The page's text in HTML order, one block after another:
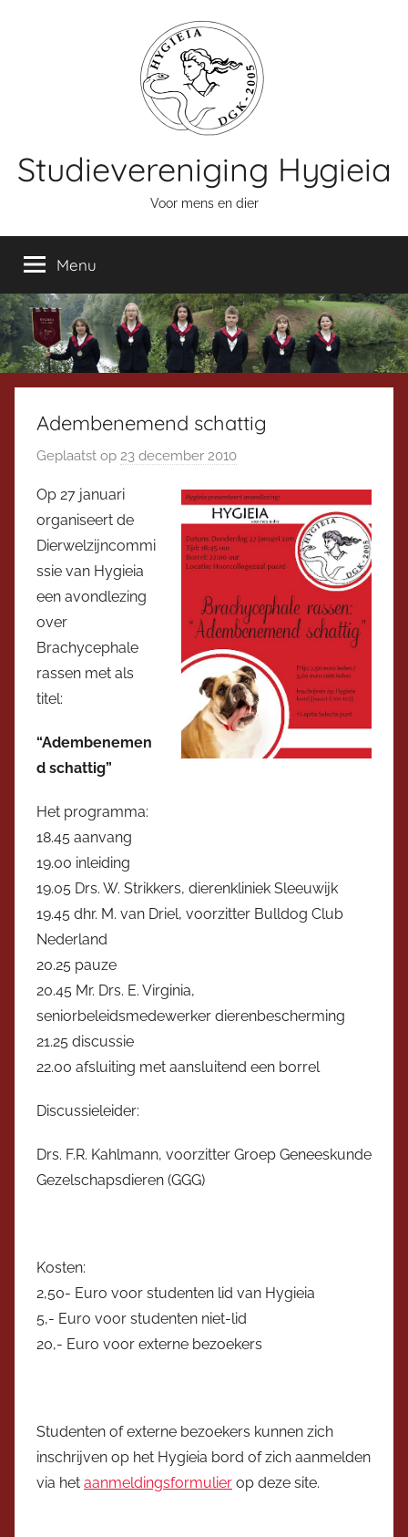
Studievereniging Hygieia
Voor mens en dier
Menu
Adembenemend schattig
Geplaatst op 23 december 2010
o
r
i
c
e
o
o
r
z
i
Op 27 januari
organiseert de
Dierwelzijncommi
ssie van Hygieia
een avondlezing
over
Brachycephale
rassen met als
titel:
“Adembenemen
d schattig”
Het programma:
18.45 aanvang
19.00 inleiding
19.05 Drs. W. Strikkers, dierenkliniek Sleeuwijk
19.45 dhr. M. van Driel, voorzitter Bulldog Club
Nederland
20.25 pauze
20.45 Mr. Drs. E. Virginia,
seniorbeleidsmedewerker dierenbescherming
21.25 discussie
22.00 afsluiting met aansluitend een borrel
Discussieleider:
Drs. F.R. Kahlmann, voorzitter Groep Geneeskunde
Gezelschapsdieren (GGG)
Kosten:
2,50- Euro voor studenten lid van Hygieia
5,- Euro voor studenten niet-lid
20,- Euro voor externe bezoekers
Studenten of externe bezoekers kunnen zich
inschrijven op het Hygieia bord of zich aanmelden
via het aanmeldingsformulier op deze site.